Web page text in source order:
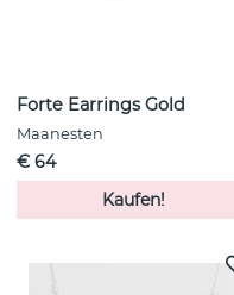
Forte Earrings Gold
Maanesten
€ 64
Kaufen!